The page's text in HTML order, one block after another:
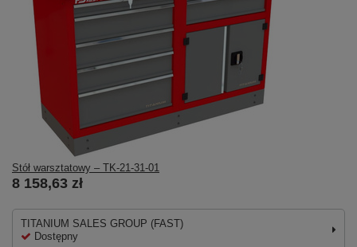
Stół warsztatowy – TK-21-31-01
8 158,63 zł
TITANIUM SALES GROUP (FAST)
Dostępny